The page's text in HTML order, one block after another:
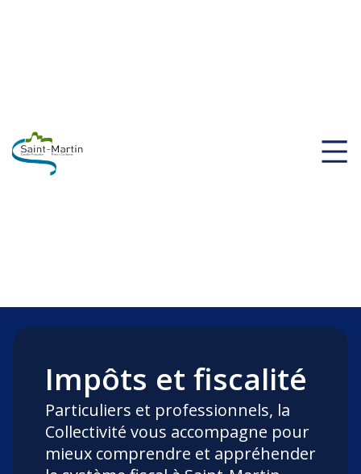
Impôts et fiscalité
Particuliers et professionnels, la
Collectivité vous accompagne pour
mieux comprendre et appréhender